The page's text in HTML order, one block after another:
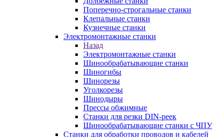
Поперечно-строгальные станки
Клепальные станки
Кузнечные станки
Электромонтажные станки
Назад
Электромонтажные станки
Шинообрабатывающие станки
Шиногибы
Шинорезы
Уголкорезы
Шинодыры
Прессы обжимные
Станки для резки DIN-реек
Шинообрабатывающие станки с ЧПУ
Станки для обработки проводов и кабелей